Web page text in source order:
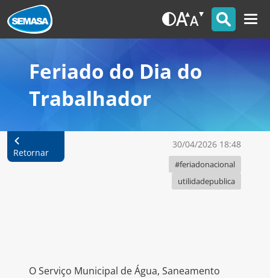
Feriado do Dia do
Trabalhador
Retornar
30/04/2026 18:48
#feriadonacional
utilidadepublica
O Serviço Municipal de Água, Saneamento